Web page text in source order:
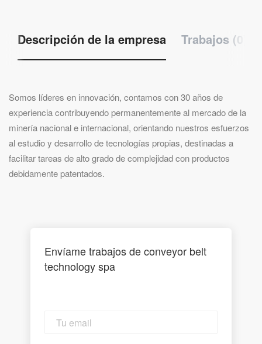
Descripción de la empresa Trabajos (0)
Somos líderes en innovación, contamos con 30 años de
experiencia contribuyendo permanentemente al mercado de la
minería nacional e internacional, orientando nuestros esfuerzos
al estudio y desarrollo de tecnologías propias, destinadas a
facilitar tareas de alto grado de complejidad con productos
debidamente patentados.
Envíame trabajos de conveyor belt
technology spa
email